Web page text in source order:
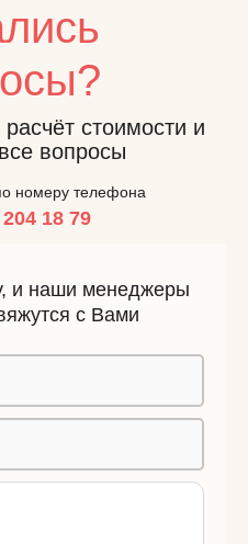
стоимости и
вопросы
номеру телефона
18 79
и наши менеджеры
с Вами